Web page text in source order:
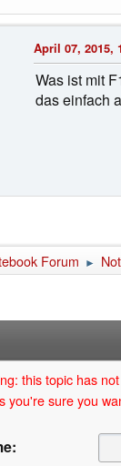
April 07, 2015,
Was ist mit
das einfach
Forum ►
this topic has
you're sure you